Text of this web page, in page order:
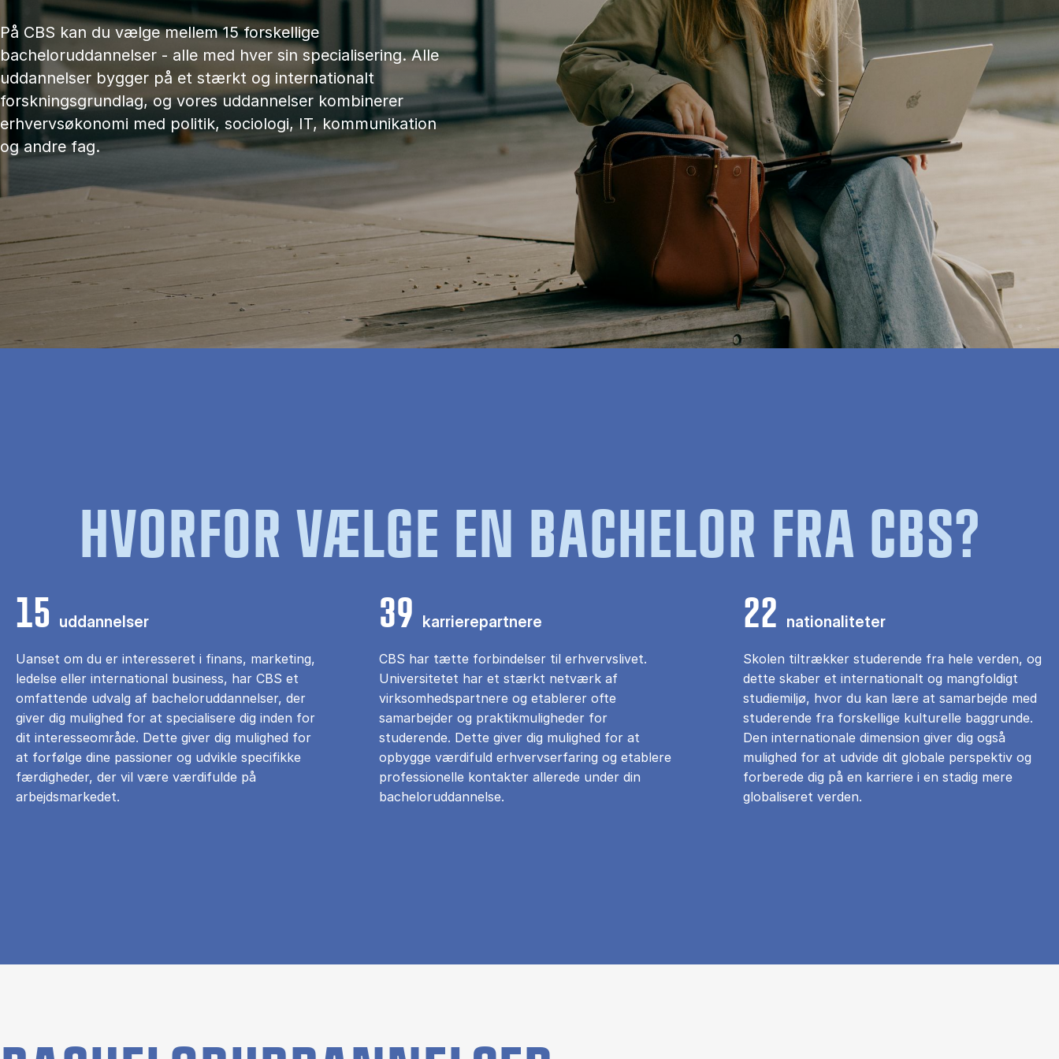
På CBS kan du vælge mellem 15 forskellige
bacheloruddannelser - alle med hver sin specialisering. Alle
uddannelser bygger på et stærkt og internationalt
forskningsgrundlag, og vores uddannelser kombinerer
erhvervsøkonomi med politik, sociologi, IT, kommunikation
og andre fag.
HVORFOR VÆLGE EN BACHELOR FRA CBS?
15 uddannelser
Uanset om du er interesseret i finans, marketing,
ledelse eller international business, har CBS et
omfattende udvalg af bacheloruddannelser, der
giver dig mulighed for at specialisere dig inden for
dit interesseområde. Dette giver dig mulighed for
at forfølge dine passioner og udvikle specifikke
færdigheder, der vil være værdifulde på
arbejdsmarkedet.
39 karrierepartnere
CBS har tætte forbindelser til erhvervslivet.
Universitetet har et stærkt netværk af
virksomhedspartnere og etablerer ofte
samarbejder og praktikmuligheder for
studerende. Dette giver dig mulighed for at
opbygge værdifuld erhvervserfaring og etablere
professionelle kontakter allerede under din
bacheloruddannelse.
22 nationaliteter
Skolen tiltrækker studerende fra hele verden, og
dette skaber et internationalt og mangfoldigt
studiemiljø, hvor du kan lære at samarbejde med
studerende fra forskellige kulturelle baggrunde.
Den internationale dimension giver dig også
mulighed for at udvide dit globale perspektiv og
forberede dig på en karriere i en stadig mere
globaliseret verden.